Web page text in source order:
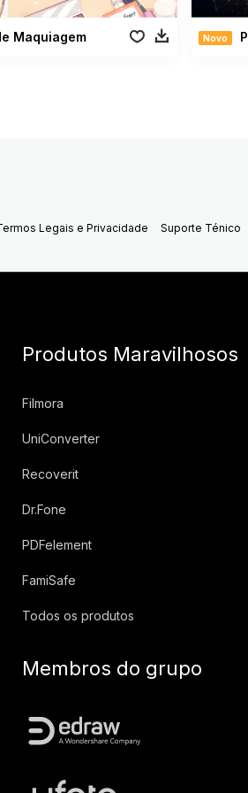
Maquiagem Novo
Legais e Privacidade Suporte Ténico
Produtos Maravilhosos
Filmora
UniConverter
Recoverit
Dr.Fone
PDFelement
FamiSafe
Todos os produtos
Membros do grupo